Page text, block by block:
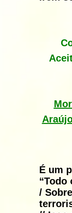
É um
“Todo
/